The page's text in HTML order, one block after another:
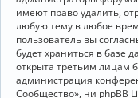
имеют право удалить,
любую тему в любое
пользователь вы
будет храниться в базе
открыта третьим лицам
администрация
Сообщество», ни phpBB